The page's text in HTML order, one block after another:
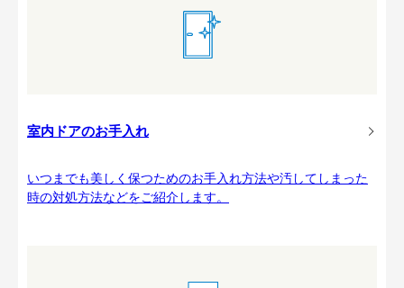
室内ドアのお手入れ
いつまでも美しく保つためのお手入れ方法や汚してしまった
時の対処方法などをご紹介します。